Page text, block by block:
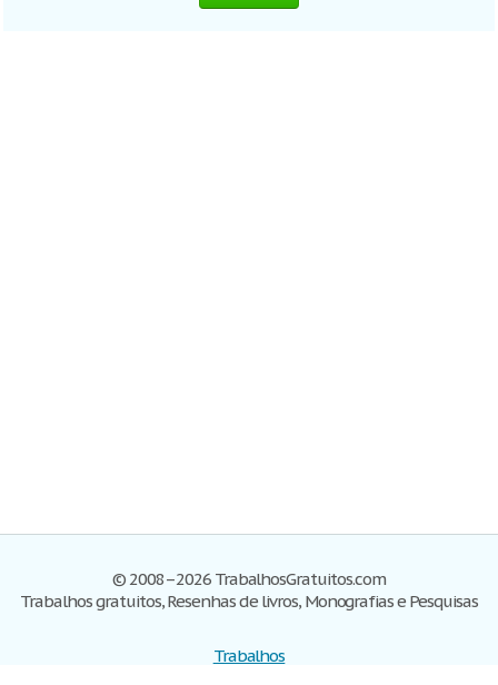
© 2008–2026 TrabalhosGratuitos.com
Trabalhos gratuitos, Resenhas de livros, Monografias e Pesquisas
Trabalhos